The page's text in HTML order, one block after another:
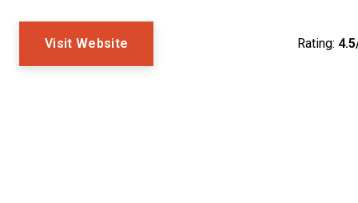
Visit Website Rating: